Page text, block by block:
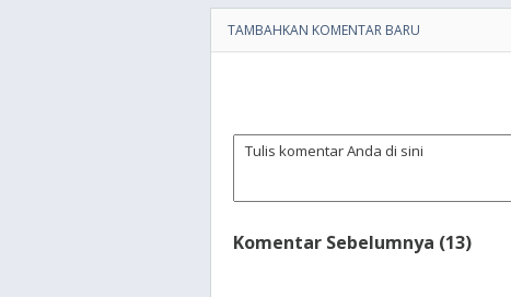
TAMBAHKAN KOMENTAR BARU
Komentar Sebelumnya (13)